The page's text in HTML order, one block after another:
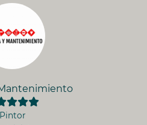
Pintor